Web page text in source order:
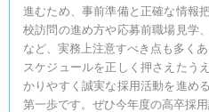
進むため、事前準備と正確な情報
校訪問の進め方や応募前職場見学
など、実務上注意すべき点も多くあ
スケジュールを正しく押さえたう
かりやすく誠実な採用活動を進め
第一歩です。ぜひ今年度の高卒採